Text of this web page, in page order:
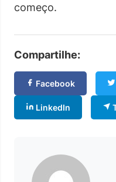
começo.
Compartilhe:
Facebook
LinkedIn